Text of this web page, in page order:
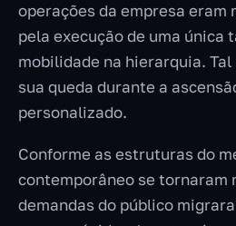
operações da empresa eram
pela execução de uma única
mobilidade na hierarquia.
sua queda durante a
personalizado.
Conforme as estruturas do
contemporâneo se tornaram
demandas do público